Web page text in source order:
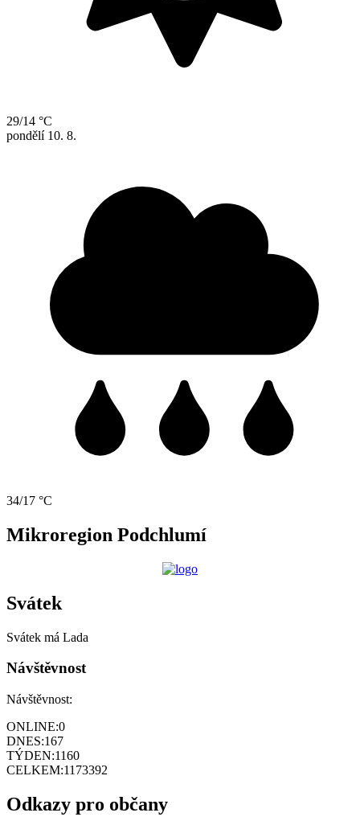
29/14 °C
pondělí 10. 8.
34/17 °C
Mikroregion Podchlumí
Svátek
Svátek má Lada
Návštěvnost
Návštěvnost:
ONLINE:0
DNES:167
TÝDEN:1160
CELKEM:1173392
Odkazy pro občany